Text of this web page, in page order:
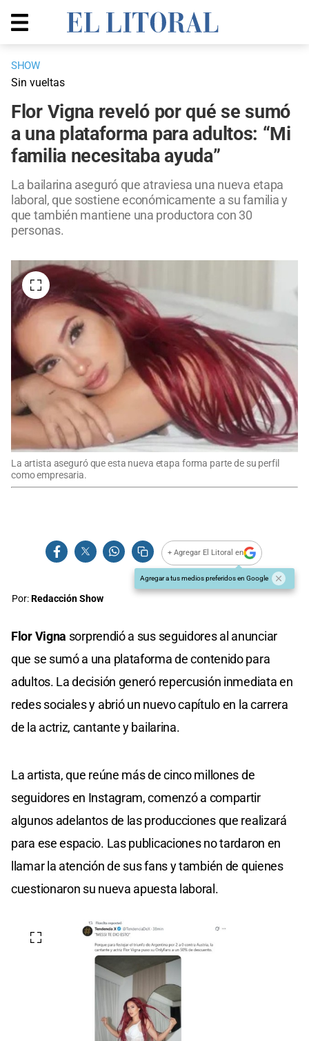
SHOW
Sin vueltas
Flor Vigna reveló por qué se sumó
a una plataforma para adultos: “Mi
familia necesitaba ayuda”
La bailarina aseguró que atraviesa una nueva etapa
laboral, que sostiene económicamente a su familia y
que también mantiene una productora con 30
personas.
La artista aseguró que esta nueva etapa forma parte de su perfil
como empresaria.
+ Agregar El Litoral en
Agregar a tus medios preferidos en Google
Por:Redacción Show
Flor Vigna sorprendió a sus seguidores al anunciar
que se sumó a una plataforma de contenido para
adultos. La decisión generó repercusión inmediata en
redes sociales y abrió un nuevo capítulo en la carrera
de la actriz, cantante y bailarina.
La artista, que reúne más de cinco millones de
seguidores en Instagram, comenzó a compartir
algunos adelantos de las producciones que realizará
para ese espacio. Las publicaciones no tardaron en
llamar la atención de sus fans y también de quienes
cuestionaron su nueva apuesta laboral.